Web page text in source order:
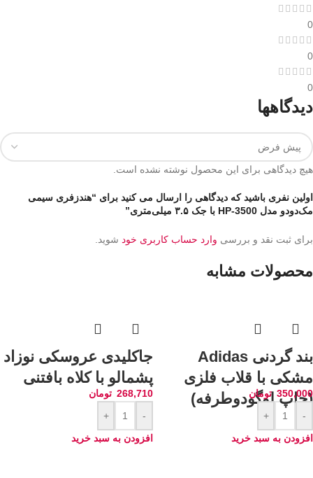
0
0
0
دیدگاهها
هیچ دیدگاهی برای این محصول نوشته نشده است.
اولین نفری باشید که دیدگاهی را ارسال می کنید برای “هندزفری سیمی
مک‌دودو مدل HP-3500 با جک ۳.۵ میلی‌متری”
برای ثبت نقد و بررسی وارد حساب کاربری خود شوید.
محصولات مشابه
بند گردنی Adidas
مشکی با قلاب فلزی
(چاپ لوگودوطرفه)
350,000 تومان
-
+
افزودن به سبد خرید
جاکلیدی عروسکی نوزاد
پشمالو با کلاه بافتنی
268,710 تومان
-
+
افزودن به سبد خرید